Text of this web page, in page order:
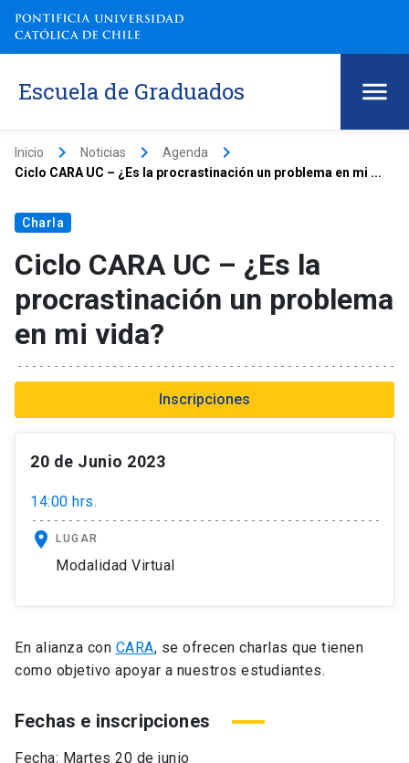
Escuela de Graduados
Inicio keyboard_arrow_right Noticias keyboard_arrow_right Agenda keyboard_arrow_right
Ciclo CARA UC – ¿Es la procrastinación un problema en mi ...
Charla
Ciclo CARA UC – ¿Es la
procrastinación un problema
en mi vida?
Inscripciones
20 de Junio 2023
14:00 hrs.
location_on LUGAR
Modalidad Virtual
En alianza con CARA, se ofrecen charlas que tienen
como objetivo apoyar a nuestros estudiantes.
Fechas e inscripciones
Fecha: Martes 20 de junio